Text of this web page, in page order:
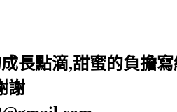
長點滴,甜蜜的負擔
謝